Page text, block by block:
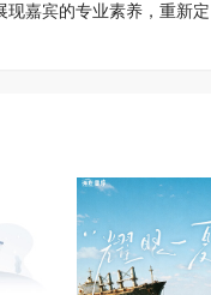
嘉宾的专业素养，重新定